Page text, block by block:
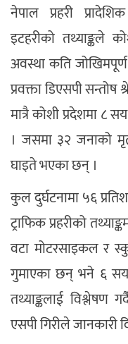
नेपाल प्रहरी
इटहरीको तथ्याङ्कले
अवस्था कति जोखिमपूर्ण
प्रवक्ता डिएसपी सन्तोष
मात्रै कोशी प्रदेशमा ८
। जसमा ३२ जनाको
घाइते भएका छन् ।
कुल दुर्घटनामा ५६
ट्राफिक प्रहरीको
वटा मोटरसाइकल र
गुमाएका छन् भने ६
तथ्याङ्कलाई विश्लेषण
एसपी गिरीले जानकारी